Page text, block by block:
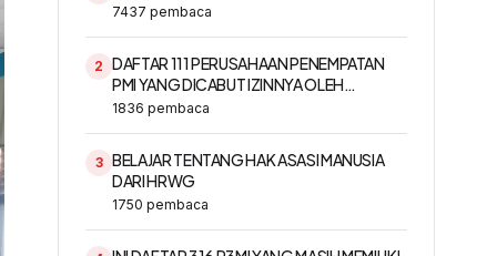
7437 pembaca
2 DAFTAR 111 PERUSAHAAN PENEMPATAN
PMI YANG DICABUT IZINNYA OLEH
KEMNAKER
1836 pembaca
3 BELAJAR TENTANG HAK ASASI MANUSIA
DARI HRWG
1750 pembaca